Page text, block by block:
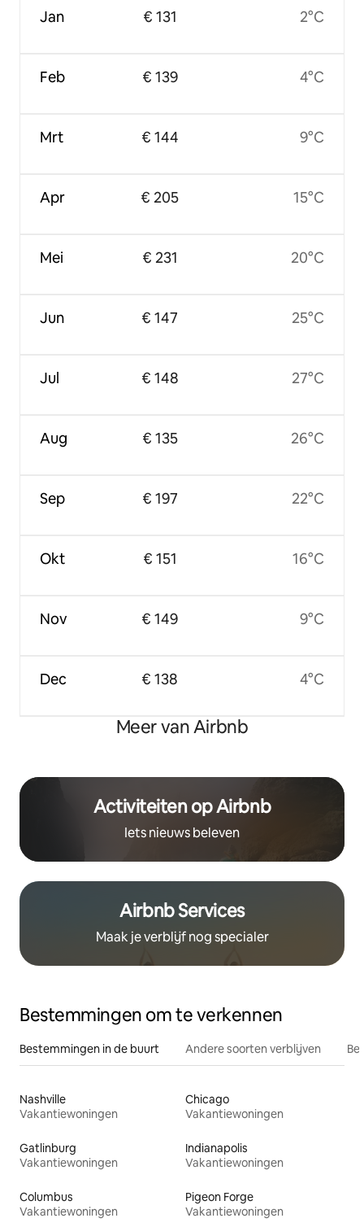
Jan
Feb
Mrt
Apr
Mei
Jun
Jul
Aug
Sep
Okt
Nov
Dec
€ 131
€ 139
€ 144
€ 205
€ 231
€ 147
€ 148
€ 135
€ 197
€ 151
€ 149
€ 138
2°C
4°C
9°C
15°C
20°C
25°C
27°C
26°C
22°C
16°C
9°C
4°C
Meer van Airbnb
Activiteiten op Airbnb
Iets nieuws beleven
Airbnb Services
Maak je verblijf nog specialer
Bestemmingen om te verkennen
Bestemmingen in de buurt Andere soorten verblijven
Nashville
Vakantiewoningen
Chicago
Vakantiewoningen
Gatlinburg
Vakantiewoningen
Indianapolis
Vakantiewoningen
Columbus
Vakantiewoningen
Pigeon Forge
Vakantiewoningen